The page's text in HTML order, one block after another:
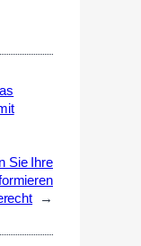
Sie Ihre
→